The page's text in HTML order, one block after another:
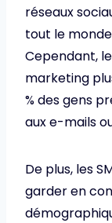
réseaux
tout le
Cependant,
marketing
% des gens
aux e-mails
De plus, les
garder en